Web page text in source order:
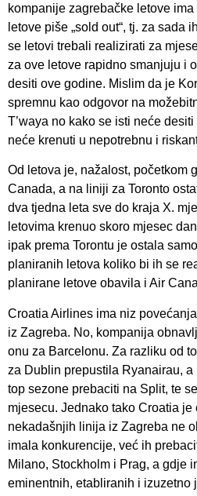
kompanije zagrebačke letove
letove piše „sold out“, tj. za sada
se letovi trebali realizirati za
za ove letove rapidno smanjuju i
desiti ove godine. Mislim da je
spremnu kao odgovor na
T’waya no kako se isti neće
neće krenuti u nepotrebnu i
Od letova je, nažalost, početkom
Canada, a na liniji za Toronto
dva tjedna leta sve do kraja X.
letovima krenuo skoro mjesec
ipak prema Torontu je ostala
planiranih letova koliko bi ih se
planirane letove obavila i Air
Croatia Airlines ima niz
iz Zagreba. No, kompanija
onu za Barcelonu. Za razliku od
za Dublin prepustila Ryanairau,
top sezone prebaciti na Split, te
mjesecu. Jednako tako Croatia
nekadašnjih linija iz Zagreba ne
imala konkurencije, već ih
Milano, Stockholm i Prag, a gdje
eminentnih, etabliranih i izuzetno